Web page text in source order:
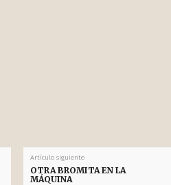
Artículo siguiente
OTRA BROMITA EN LA
MÁQUINA